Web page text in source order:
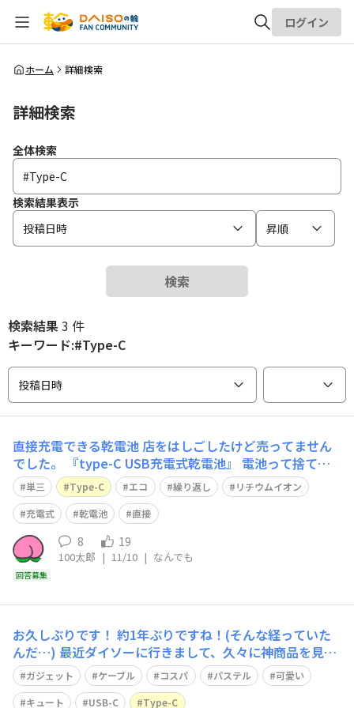
全体検索
ログイン
ホーム 詳細検索
詳細検索
全体検索
検索結果表示
投稿日時
昇順
検索
検索結果3 件
キーワード:#Type-C
投稿日時
直接充電できる乾電池 店をはしごしたけど売ってません
でした。 『type-C USB充電式乾電池』 電池って捨てる
時困る。 こんな乾電池を探していました。 なのに、 売っ
ていない 田舎だけど、入荷するのかなー？ 皆さんの所で
は売ってますか？
単三 Type-C エコ 繰り返し
リチウムイオン
充電式
乾電池 直接
回答募集
8 19
100太郎 | 11/10 | なんでも
お久しぶりです！ 約1年ぶりですね！(そんな経っていた
んだ…) 最近ダイソーに行きまして、久々に神商品を見つ
けました！ それが、 60Wパステルケーブル C TO Cで
す！ こちらジャンコードは忘れました…(気になる人はダ
イソーアプリで…) 使用してみた感じ確かにいい商品で
ガジェット ケーブル コスパ パステル
可愛い
キュート
USB-C Type-C